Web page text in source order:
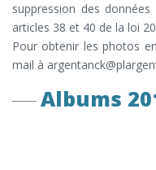
suppression des
articles 38 et 40 de la loi
Pour obtenir les photos
mail à
Albums